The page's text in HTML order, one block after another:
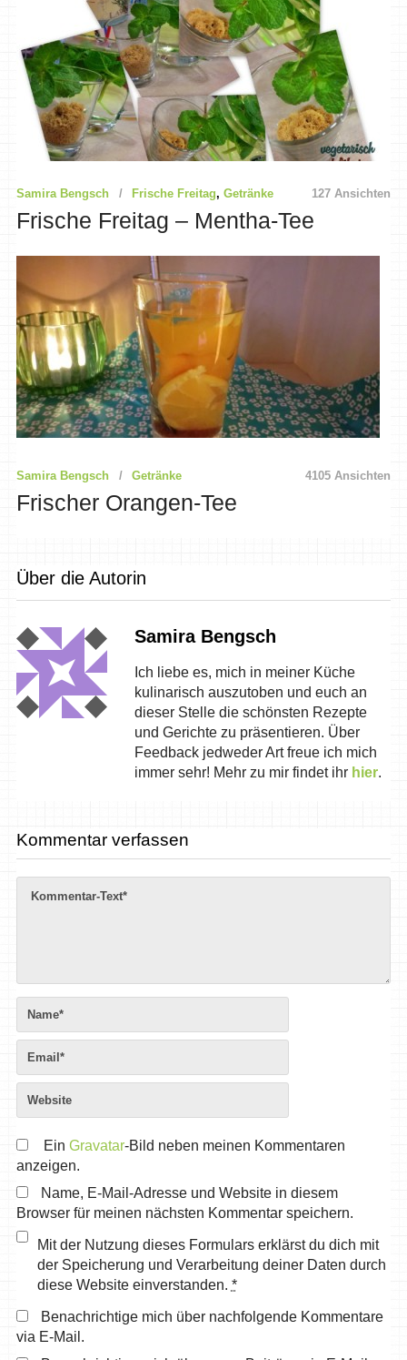
Samira Bengsch Frische Freitag, Getränke 127 Ansichten
Frische Freitag – Mentha-Tee
Samira Bengsch Getränke 4105 Ansichten
Frischer Orangen-Tee
Über die Autorin
Samira Bengsch
Ich liebe es, mich in meiner Küche
kulinarisch auszutoben und euch an
dieser Stelle die schönsten Rezepte
und Gerichte zu präsentieren. Über
Feedback jedweder Art freue ich mich
immer sehr! Mehr zu mir findet ihr hier.
Kommentar verfassen
Ein Gravatar-Bild neben meinen Kommentaren
anzeigen.
Name, E-Mail-Adresse und Website in diesem
Browser für meinen nächsten Kommentar speichern.
Mit der Nutzung dieses Formulars erklärst du dich mit
der Speicherung und Verarbeitung deiner Daten durch
diese Website einverstanden. *
Benachrichtige mich über nachfolgende Kommentare
via E-Mail.